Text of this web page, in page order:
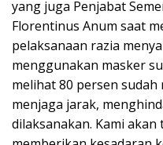
yang juga Penjabat
Florentinus Anum saat
pelaksanaan razia
menggunakan masker
melihat 80 persen
menjaga jarak,
dilaksanakan. Kami